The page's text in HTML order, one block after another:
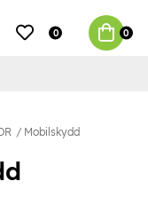
0 0
Mobilskydd